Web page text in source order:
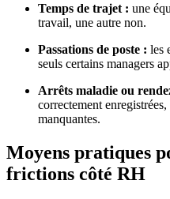
Temps de trajet : une
travail, une autre non.
Passations de poste : les
seuls certains managers
Arrêts maladie ou
correctement
manquantes.
Moyens pratiques
frictions côté RH